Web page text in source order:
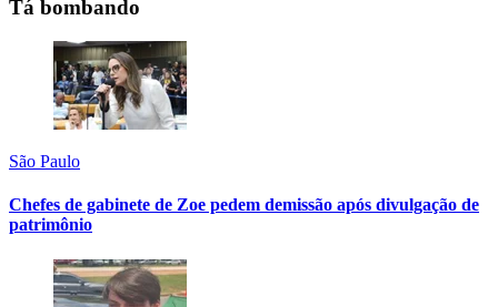
Tá bombando
São Paulo
Chefes de gabinete de Zoe pedem demissão após divulgação de
patrimônio